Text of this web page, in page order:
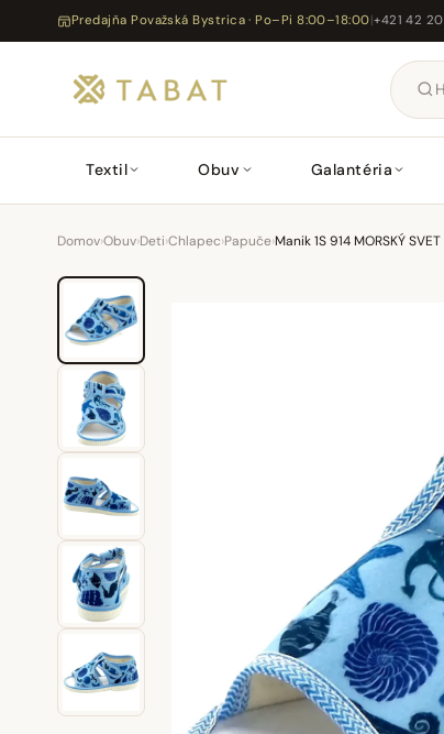
Predajňa Považská Bystrica · Po–Pi 8:00–18:00|+421 42
Textil Obuv Galantéria
Domov›Obuv›Deti›Chlapec›Papuče›Manik 1S 914 MORSKÝ SVET